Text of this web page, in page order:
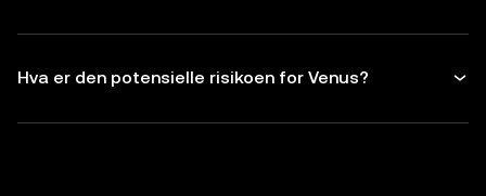
Hva er den potensielle risikoen for Venus?